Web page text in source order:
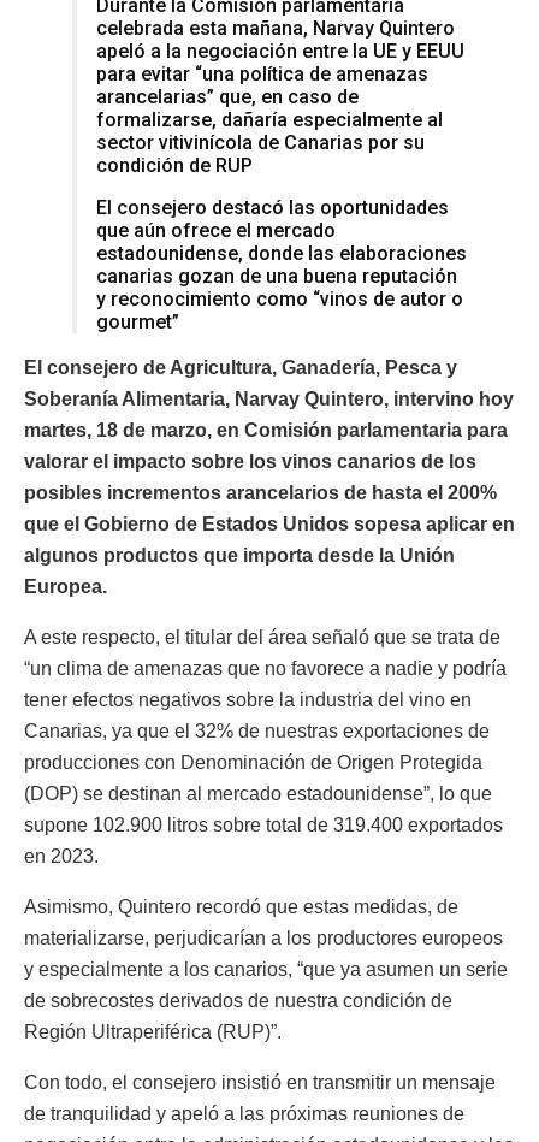
Durante la Comisión parlamentaria
celebrada esta mañana, Narvay Quintero
apeló a la negociación entre la UE y EEUU
para evitar “una política de amenazas
arancelarias” que, en caso de
formalizarse, dañaría especialmente al
sector vitivinícola de Canarias por su
condición de RUP
El consejero destacó las oportunidades
que aún ofrece el mercado
estadounidense, donde las elaboraciones
canarias gozan de una buena reputación
y reconocimiento como “vinos de autor o
gourmet”
El consejero de Agricultura, Ganadería, Pesca y
Soberanía Alimentaria, Narvay Quintero, intervino hoy
martes, 18 de marzo, en Comisión parlamentaria para
valorar el impacto sobre los vinos canarios de los
posibles incrementos arancelarios de hasta el 200%
que el Gobierno de Estados Unidos sopesa aplicar en
algunos productos que importa desde la Unión
Europea.
A este respecto, el titular del área señaló que se trata de
“un clima de amenazas que no favorece a nadie y podría
tener efectos negativos sobre la industria del vino en
Canarias, ya que el 32% de nuestras exportaciones de
producciones con Denominación de Origen Protegida
(DOP) se destinan al mercado estadounidense”, lo que
supone 102.900 litros sobre total de 319.400 exportados
en 2023.
Asimismo, Quintero recordó que estas medidas, de
materializarse, perjudicarían a los productores europeos
y especialmente a los canarios, “que ya asumen un serie
de sobrecostes derivados de nuestra condición de
Región Ultraperiférica (RUP)”.
Con todo, el consejero insistió en transmitir un mensaje
de tranquilidad y apeló a las próximas reuniones de